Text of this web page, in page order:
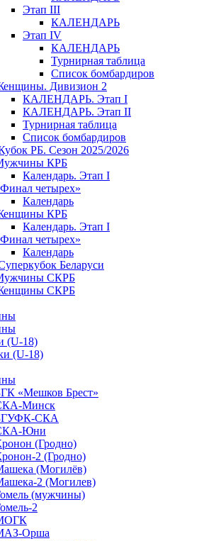
Этап III
КАЛЕНДАРЬ
Этап IV
КАЛЕНДАРЬ
Турнирная таблица
Список бомбардиров
Дивизион 2
КАЛЕНДАРЬ. Этап I
КАЛЕНДАРЬ. Этап II
Турнирная таблица
Список бомбардиров
РБ. Сезон 2025/2026
КРБ
Календарь. Этап I
четырех»
Календарь
КРБ
Календарь. Этап I
четырех»
Календарь
Беларуси
СКРБ
СКРБ
(U-18)
(U-18)
«Мешков Брест»
Минск
СКА
Юни
(Гродно)
2 (Гродно)
(Могилёв)
2 (Могилев)
(мужчины)
2
Орша